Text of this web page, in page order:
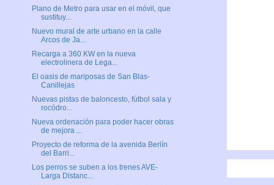
Plano de Metro para usar en el móvil, que
sustituy...
Nuevo mural de arte urbano en la calle
Arcos de Ja...
Recarga a 360 KW en la nueva
electrolinera de Lega...
El oasis de mariposas de San Blas-
Canillejas
Nuevas pistas de baloncesto, fútbol sala y
rocódro...
Nueva ordenación para poder hacer obras
de mejora ...
Proyecto de reforma de la avenida Berlín
del Barri...
Los perros se suben a los trenes AVE-
Larga Distanc...